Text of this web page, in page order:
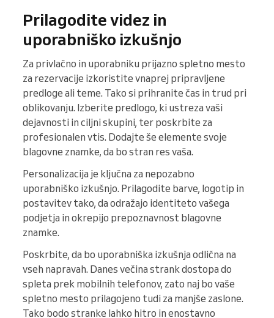
Prilagodite videz in
uporabniško izkušnjo
Za privlačno in uporabniku prijazno spletno mesto
za rezervacije izkoristite vnaprej pripravljene
predloge ali teme. Tako si prihranite čas in trud pri
oblikovanju. Izberite predlogo, ki ustreza vaši
dejavnosti in ciljni skupini, ter poskrbite za
profesionalen vtis. Dodajte še elemente svoje
blagovne znamke, da bo stran res vaša.
Personalizacija je ključna za nepozabno
uporabniško izkušnjo. Prilagodite barve, logotip in
postavitev tako, da odražajo identiteto vašega
podjetja in okrepijo prepoznavnost blagovne
znamke.
Poskrbite, da bo uporabniška izkušnja odlična na
vseh napravah. Danes večina strank dostopa do
spleta prek mobilnih telefonov, zato naj bo vaše
spletno mesto prilagojeno tudi za manjše zaslone.
Tako bodo stranke lahko hitro in enostavno